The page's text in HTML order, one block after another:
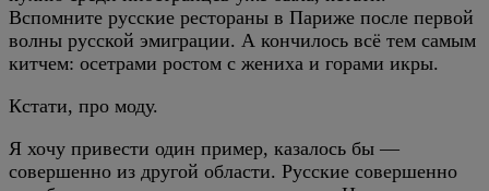
Вспомните русские рестораны в Париже после первой
волны русской эмиграции. А кончилось всё тем самым
китчем: осетрами ростом с жениха и горами икры.
Кстати, про моду.
Я хочу привести один пример, казалось бы —
совершенно из другой области. Русские совершенно